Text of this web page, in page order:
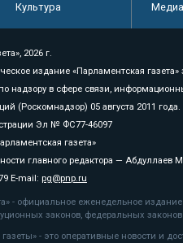
Культура
2026 г.
издание «Парламентская газета»
надзору в сфере связи,
(Роскомнадзор) 05 августа 2011 года.
Эл № ФС77-46097
газета»
главного редактора — Абдуллаев
E-mail: pg@pnp.ru
- официальное еженедельное
законов, федеральных
- это оперативные новости и